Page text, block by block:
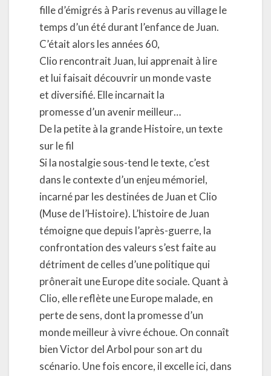
fille d’émigrés à Paris revenus au village le
temps d’un été durant l’enfance de Juan.
C’était alors les années 60,
Clio rencontrait Juan, lui apprenait à lire
et lui faisait découvrir un monde vaste
et diversifié. Elle incarnait la
promesse d’un avenir meilleur…
De la petite à la grande Histoire, un texte
sur le fil
Si la nostalgie sous-tend le texte, c’est
dans le contexte d’un enjeu mémoriel,
incarné par les destinées de Juan et Clio
(Muse de l’Histoire). L’histoire de Juan
témoigne que depuis l’après-guerre, la
confrontation des valeurs s’est faite au
détriment de celles d’une politique qui
prônerait une Europe dite sociale. Quant à
Clio, elle reflète une Europe malade, en
perte de sens, dont la promesse d’un
monde meilleur à vivre échoue. On connaît
bien Victor del Arbol pour son art du
scénario. Une fois encore, il excelle ici, dans